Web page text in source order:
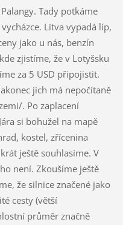
Tady potkáme
Litva vypadá líp,
jako u nás, benzín
zjistíme, že v Lotyšsku
za 5 USD připojistit.
jich má nepočítaně
. Po zaplacení
si bohužel na mapě
kostel, zřícenina
ještě souhlasíme. V
není. Zkoušíme ještě
že silnice značené jako
cesty (větší
průměr značně